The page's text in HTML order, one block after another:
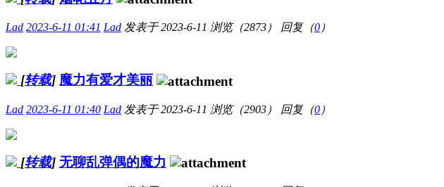
Lad 2023-6-11 01:41 Lad 发表于 2023-6-11 浏览（2873） 回复（0 ）
[转载] 魔力有爱才美丽
Lad 2023-6-11 01:40 Lad 发表于 2023-6-11 浏览（2903） 回复（0 ）
[转载] 无聊乱弹偶的魔力